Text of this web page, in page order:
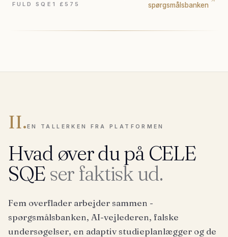
FULD SQE1 £575
spørgsmålsbanken
II.EN TALLERKEN FRA PLATFORMEN
Hvad øver du på CELE
SQE ser faktisk ud.
Fem overflader arbejder sammen -
spørgsmålsbanken, AI-vejlederen, falske
undersøgelser, en adaptiv studieplanlægger og de